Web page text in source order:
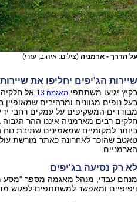
על הדרך - ארמניה (צילום: איה בן עזרי)
שיירות הג'יפים יחליפו את
בקיץ יגיעו משתתפי מאגמה 13
אל
בעל נופים מגוונים ומרהיבים
מבודדים המשקיפים על עמקים רחבי
חלקים רבים מארמניה איננו ההר
ביותר למקומיים שמאמינים שתיבת
טאטב שהוכר לאחרונה כאתר מורשת
הארמניים.
לא רק נסיעה בג'יפים
ויפיפיים ומאפשר למשתתפים לפגוש